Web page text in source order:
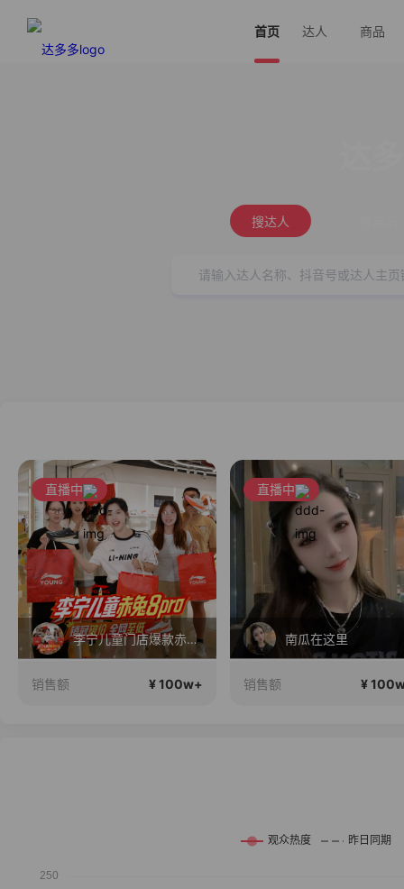
首页 达人 商品
搜达人
直播中
李宁儿童门店爆款赤兔8pro终于有货了，全网销冠刷新历史底价
销售额 ¥ 100w+
直播中
南瓜在这里
销售额 ¥